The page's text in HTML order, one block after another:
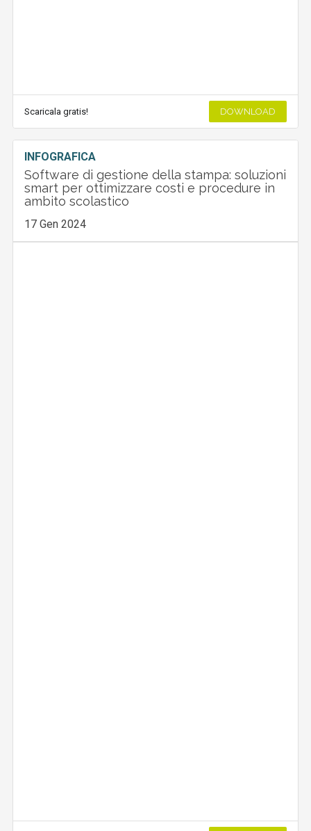
Scaricala gratis! DOWNLOAD
INFOGRAFICA
Software di gestione della stampa: soluzioni
smart per ottimizzare costi e procedure in
ambito scolastico
17 Gen 2024